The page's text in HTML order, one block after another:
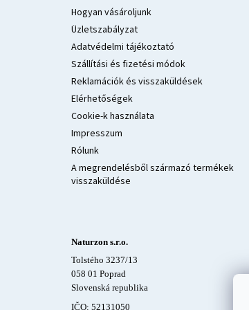
Hogyan vásároljunk
Üzletszabályzat
Adatvédelmi tájékoztató
Szállítási és fizetési módok
Reklamációk és visszaküldések
Elérhetőségek
Cookie-k használata
Impresszum
Rólunk
A megrendelésből származó termékek
visszaküldése
Naturzon s.r.o.
Tolstého 3237/13
058 01 Poprad
Slovenská republika
IČO: 52131050